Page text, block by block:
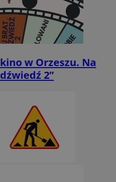
w Orzeszu. Na
2”